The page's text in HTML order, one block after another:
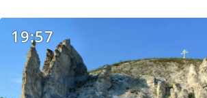
19:57